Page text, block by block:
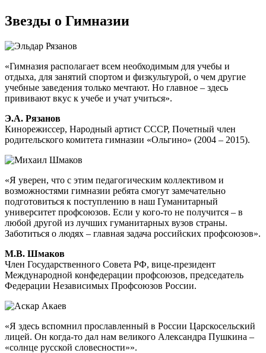
Звезды о Гимназии
«Гимназия располагает всем необходимым для учебы и
отдыха, для занятий спортом и физкультурой, о чем другие
учебные заведения только мечтают. Но главное – здесь
прививают вкус к учебе и учат учиться».
Э.А. Рязанов
Кинорежиссер, Народный артист СССР, Почетный член
родительского комитета гимназии «Ольгино» (2004 – 2015).
«Я уверен, что с этим педагогическим коллективом и
возможностями гимназии ребята смогут замечательно
подготовиться к поступлению в наш Гуманитарный
университет профсоюзов. Если у кого-то не получится – в
любой другой из лучших гуманитарных вузов страны.
Заботиться о людях – главная задача российских профсоюзов».
М.В. Шмаков
Член Государственного Совета РФ, вице-президент
Международной конфедерации профсоюзов, председатель
Федерации Независимых Профсоюзов России.
«Я здесь вспомнил прославленный в России Царскосельский
лицей. Он когда-то дал нам великого Александра Пушкина –
«солнце русской словесности»».